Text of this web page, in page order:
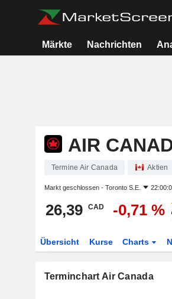
Märkte Nachrichten
AIR
Termine Air Canada Aktien
Markt geschlossen - Toronto S.E.
26,39 CAD -0,71 %
Übersicht Kurse Charts
Terminchart Air Canada